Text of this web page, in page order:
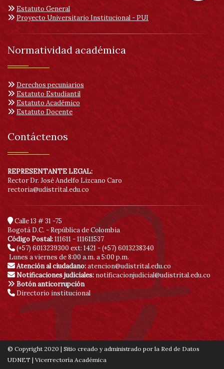
de
Estatuto General
Proyecto Universitario Institucional - PUI
Normatividad académica
Derechos pecuniarios
Estatuto Estudiantil
Estatuto Académico
Estatuto Docente
Contáctenos
REPRESENTANTE LEGAL:
Rector Dr. José Andelfo Lizcano Caro
rectoria@udistrital.edu.co
Calle 13 # 31 -75
Bogotá D.C. - República de Colombia
Código Postal:111611 - 111611537
(+57) 6013239300 ext: 1421 - (+57) 6013238340
Lunes a viernes de 8:00 a.m. a 5:00 p.m.
Atención al ciudadano:atencion@udistrital.edu.co
Notificaciones judiciales: notificacionjudicial@udistrital.edu.co
Botón anticorrupción
Directorio institucional
© Copyright 2020 | Sitio creado y administrado por la Red de Datos
UDNET | Vicerrectoría Académica